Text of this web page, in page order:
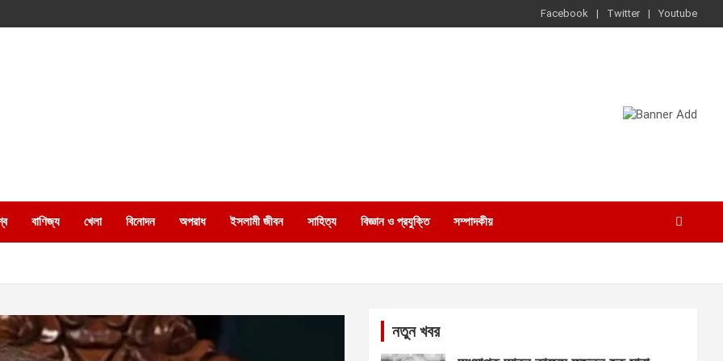
Facebook Twitter Youtube
বাণিজ্য খেলা বিনোদন অপরাধ ইসলামী জীবন সাহিত্য বিজ্ঞান ও প্রযুক্তি সম্পাদকীয়
নতুন খবর